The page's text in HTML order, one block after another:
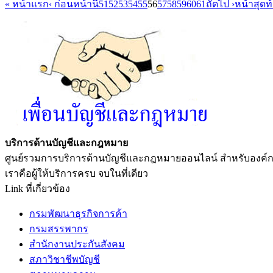
« หน้าแรก‹ ก่อนหน้านี้51 52535455565758596061 ถัดไป ›หน้าสุดท้
บริการด้านบัญชีและกฎหมาย
ศูนย์รวมการบริการด้านบัญชีและกฎหมายออนไลน์ สำหรับองค์
เราคือผู้ให้บริการครบ จบในที่เดียว
Link ที่เกี่ยวข้อง
กรมพัฒนาธุรกิจการค้า
กรมสรรพากร
สำนักงานประกันสังคม
สภาวิชาชีพบัญชี